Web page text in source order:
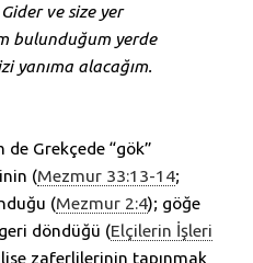
ve size yer
bulunduğum yerde
yanıma alacağım.
Grekçede “gök”
(Mezmur 33:13-14;
(Mezmur 2:4); göğe
döndüğü (Elçilerin İşleri
zaferlilerinin tapınmak